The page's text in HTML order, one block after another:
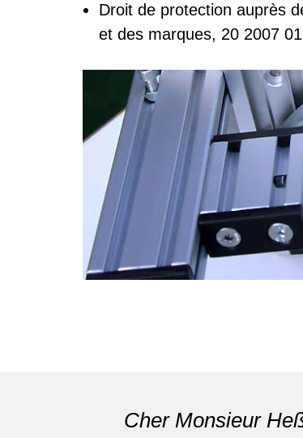
Droit de protection auprès
et des marques, 20 2007
Cher Monsieur